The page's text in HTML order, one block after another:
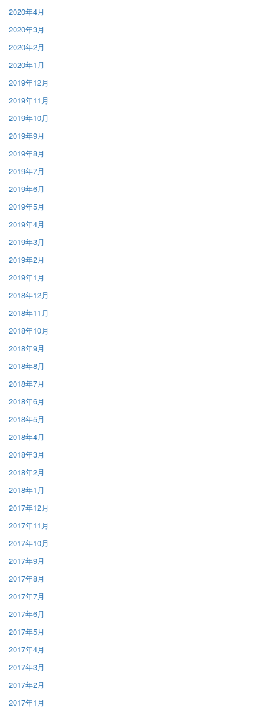
2020年4月
2020年3月
2020年2月
2020年1月
2019年12月
2019年11月
2019年10月
2019年9月
2019年8月
2019年7月
2019年6月
2019年5月
2019年4月
2019年3月
2019年2月
2019年1月
2018年12月
2018年11月
2018年10月
2018年9月
2018年8月
2018年7月
2018年6月
2018年5月
2018年4月
2018年3月
2018年2月
2018年1月
2017年12月
2017年11月
2017年10月
2017年9月
2017年8月
2017年7月
2017年6月
2017年5月
2017年4月
2017年3月
2017年2月
2017年1月